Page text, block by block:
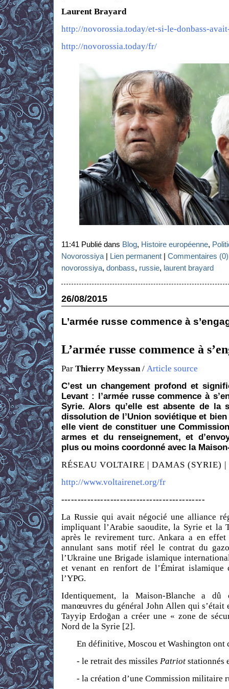
Laurent Brayard
http://novorossia.today/et-si-le-donbass-
http://novorossia.today/fr/
11:41 Publié dans Blog, Histoire européenne,
Novorossiya| Lien permanent| Commentaires (0)
novorossiya, donbass, russie, laurent brayard
26/08/2015
L’armée russe commence à
L’armée russe commence à
Par Thierry Meyssan / Article source
C’est un changement profond et
Levant : l’armée russe commence à
Syrie. Alors qu’elle est absente de la
dissolution de l’Union soviétique et bien
elle vient de constituer une
armes et du renseignement, et
plus ou moins coordonné avec la
RÉSEAU VOLTAIRE | DAMAS (SYRIE) |
http://www.voltairenet.org/fr
--------------------------------------------
La Russie qui avait négocié une alliance
impliquant l’Arabie saoudite, la Syrie et la
après le revirement turc. Ankara a en
annulant sans motif réel le contrat du
l’Ukraine une Brigade islamique
et venant en renfort de l’Émirat
l’YPG.
Identiquement, la Maison-Blanche a dû
manœuvres du général John Allen qui s’était
Tayyip Erdoğan a créer une « zone de
Nord de la Syrie [2].
En définitive, Moscou et Washington ont
- le retrait des missiles Patriot stationnés
- la création d’une Commission militaire